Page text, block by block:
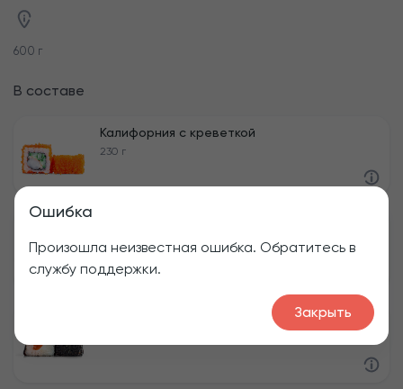
Ошибка
Произошла неизвестная ошибка. Обратитесь в
службу поддержки.
Закрыть
600 г
В составе
Калифорния с креветкой
230 г
200 г